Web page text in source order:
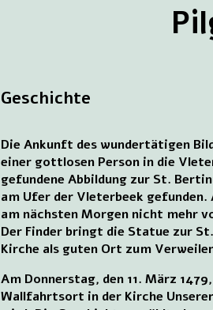
Geschichte
Die Ankunft des wundertätigen
einer gottlosen Person in die
gefundene Abbildung zur St.
am Ufer der Vleterbeek gefunden.
am nächsten Morgen nicht mehr
Der Finder bringt die Statue zur
Kirche als guten Ort zum
Am Donnerstag, den 11. März
Wallfahrtsort in der Kirche